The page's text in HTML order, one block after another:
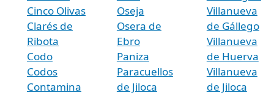
Cinco Olivas
Clarés de
Ribota
Codo
Codos
Contamina
Oseja
Osera de
Ebro
Paniza
Paracuellos
de Jiloca
Villanueva
de Gállego
Villanueva
de Huerva
Villanueva
de Jiloca